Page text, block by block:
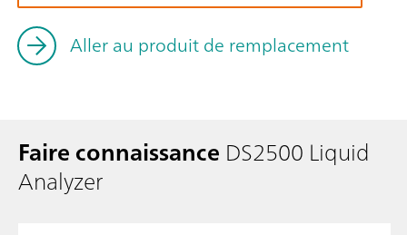
Aller au produit de remplacement
Faire connaissance DS2500 Liquid
Analyzer